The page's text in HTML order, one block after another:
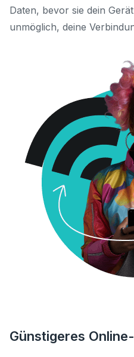
Daten, bevor sie dein
unmöglich, deine
Günstigeres